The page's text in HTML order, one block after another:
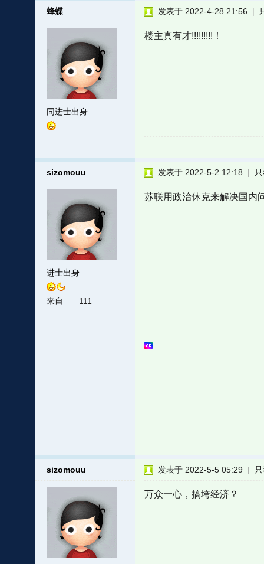
蜂蝶
同进士出身
发表于 2022-4-28 21:56 |
楼主真有才!!!!!!!!!！
sizomouu
进士出身
来自 111
发表于 2022-5-2 12:18 |
苏联用政治休克来解决国内
sizomouu 发表于 2022-5-5 05:29 |
万众一心，搞垮经济？